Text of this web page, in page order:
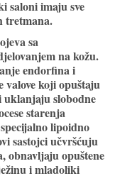
saloni imaju sve
tretmana.
sa
na kožu.
endorfina i
valove kojiopuštaju
uklanjaju slobodne
starenja
lipoidno
sastojci učvršćuju
obnavljaju opuštene
i mladoliki